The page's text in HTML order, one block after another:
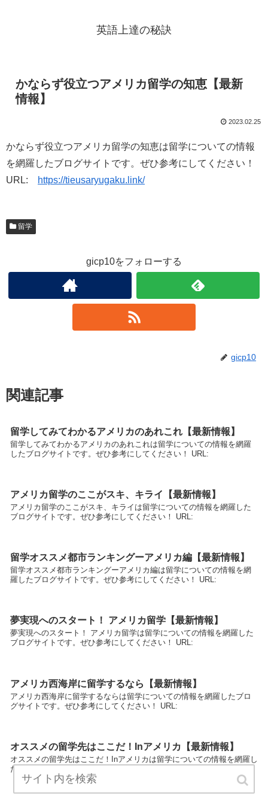
英語上達の秘訣
かならず役立つアメリカ留学の知恵【最新
情報】
2023.02.25
かならず役立つアメリカ留学の知恵は留学についての情報
を網羅したブログサイトです。ぜひ参考にしてください！
URL:
https://tieusaryugaku.link/
留学
gicp10をフォローする
gicp10
関連記事
留学してみてわかるアメリカのあれこれ【最新情報】
留学してみてわかるアメリカのあれこれは留学についての情報を網羅
したブログサイトです。ぜひ参考にしてください！ URL:
アメリカ留学のここがスキ、キライ【最新情報】
アメリカ留学のここがスキ、キライは留学についての情報を網羅した
ブログサイトです。ぜひ参考にしてください！ URL:
留学オススメ都市ランキングーアメリカ編【最新情報】
留学オススメ都市ランキングーアメリカ編は留学についての情報を網
羅したブログサイトです。ぜひ参考にしてください！ URL:
夢実現へのスタート！ アメリカ留学【最新情報】
夢実現へのスタート！ アメリカ留学は留学についての情報を網羅した
ブログサイトです。ぜひ参考にしてください！ URL:
アメリカ西海岸に留学するなら【最新情報】
アメリカ西海岸に留学するならは留学についての情報を網羅したブロ
グサイトです。ぜひ参考にしてください！ URL:
オススメの留学先はここだ！Inアメリカ【最新情報】
オススメの留学先はここだ！Inアメリカは留学についての情報を網羅し
たブログサイトです。ぜひ参考にしてください！ URL: